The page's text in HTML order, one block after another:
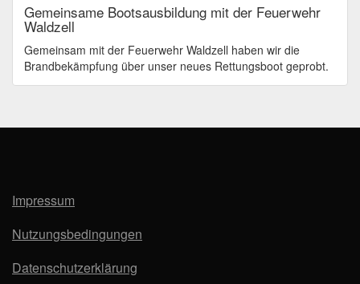
Gemeinsame Bootsausbildung mit der Feuerwehr
Waldzell
Gemeinsam mit der Feuerwehr Waldzell haben wir die
Brandbekämpfung über unser neues Rettungsboot geprobt.
Impressum
Nutzungsbedingungen
Datenschutzerklärung